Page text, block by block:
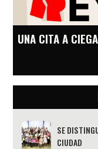
UNA CITA A
SE
CIUDAD